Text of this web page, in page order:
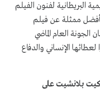
البريطانية لفنون الفيلم
ممثلة عن فيلم
العام الماضي
الإنساني والدفاع
بلانشيت على